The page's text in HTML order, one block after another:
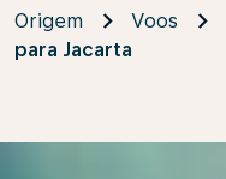
Origem Voos
para Jacarta